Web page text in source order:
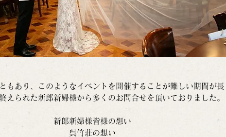
もあり、このようなイベントを開催することが難しい期間が長
えられた新郎新婦様から多くのお問合せを頂いておりました。
新郎新婦様皆様の想い
呉竹荘の想い